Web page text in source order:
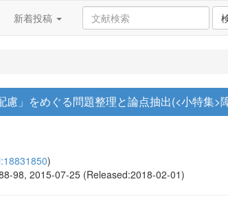
新着投稿
慮」をめぐる問題整理と論点抽出(<小特集
)
98, 2015-07-25 (Released:2018-02-01)